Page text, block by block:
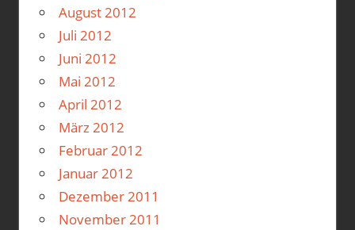
August 2012
Juli 2012
Juni 2012
Mai 2012
April 2012
März 2012
Februar 2012
Januar 2012
Dezember 2011
November 2011